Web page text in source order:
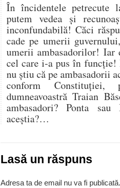
În încidentele petrecute
putem vedea și
inconfundabilă! Căci
cade pe umerii
umerii ambasadorilor!
cel care i-a pus în
nu știu că pe ambasadorii
conform
dumneavoastră Traian
ambasadori? Ponta
aceștia?…
Lasă un răspuns
Adresa ta de email nu va fi publicată.